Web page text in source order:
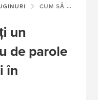
CUM SĂ ADĂUGAȚI UN GENERATOR SIMPLU DE PAROLE PENTRU UTILIZATORI ÎN WORDPRESS
un
de parole
în